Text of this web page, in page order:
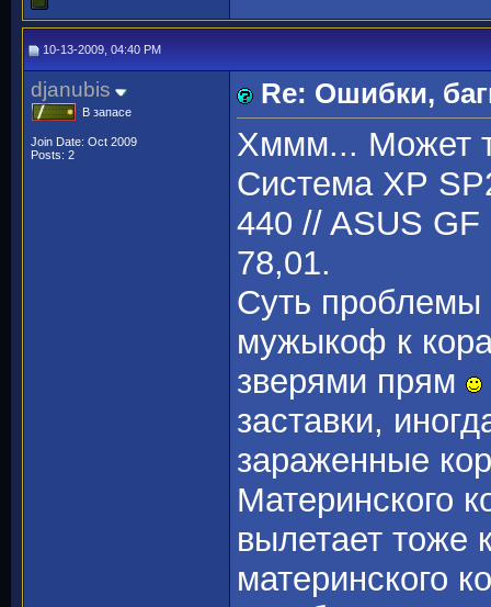
10-13-2009, 04:40 PM
djanubis
В запасе
Join Date: Oct 2009
Posts: 2
Re: Ошибки,
Хммм... Может
Система ХР
440 // ASUS
78,01.
Суть проблемы
мужыкоф к
зверями прям
заставки,
зараженные
Материнского
вылетает тоже
материнского